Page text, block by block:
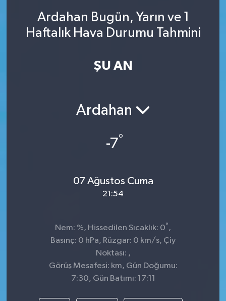
Ardahan Bugün, Yarın ve 1
Haftalık Hava Durumu Tahmini
ŞU AN
Ardahan
-7°
07 Ağustos Cuma
21:54
Nem: %, Hissedilen Sıcaklık: 0° ,
Basınç: 0 hPa, Rüzgar: 0 km/s, Çiy
Noktası: ,
Görüş Mesafesi: km, Gün Doğumu:
7:30, Gün Batımı: 17:11
SINAVLAR
AKADEMİK/BİLİM